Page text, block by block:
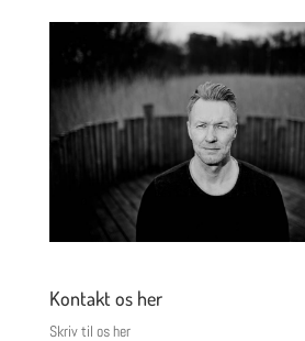
Kontakt os her
Skriv til os her